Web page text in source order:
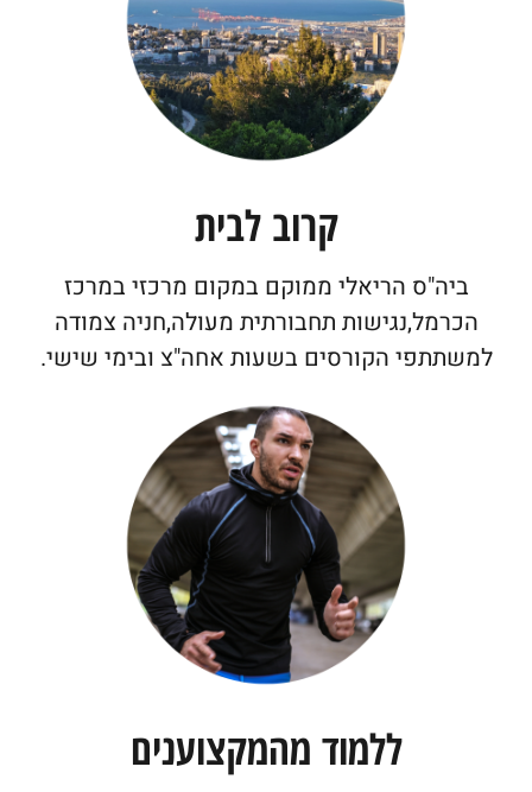
אני מאשר בזאת שקראתי ואני מסכים ל
אני מאשר בזאת שאני אשלח את טופס הצהרת הבריאות
המלא והחתום למייל shiran.itah@reali.org.il
אני מאשר/ת אתמדיניות הפרטיותומסכים/ה לשימוש בפרטים שלי לצורך
הרשמה
קרוב לבית
ביה"ס הריאלי ממוקם במקום מרכזי במרכז
הכרמל,נגישות תחבורתית מעולה,חניה צמודה
למשתתפי הקורסים בשעות אחה"צ ובימי שישי.
ללמוד מהמקצוענים